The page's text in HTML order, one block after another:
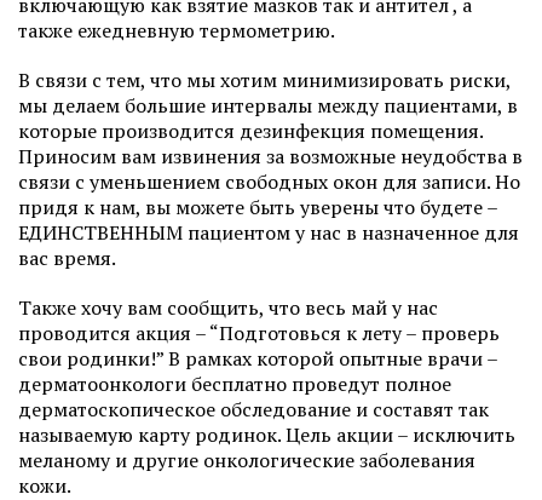
также ежедневную термометрию.
В связи с тем, что мы хотим минимизировать риски,
мы делаем большие интервалы между пациентами, в
которые производится дезинфекция помещения.
Приносим вам извинения за возможные неудобства в
связи с уменьшением свободных окон для записи. Но
придя к нам, вы можете быть уверены что будете –
ЕДИНСТВЕННЫМ пациентом у нас в назначенное для
вас время.
Также хочу вам сообщить, что весь май у нас
проводится акция – “Подготовься к лету – проверь
свои родинки!” В рамках которой опытные врачи –
дерматоонкологи бесплатно проведут полное
дерматоскопическое обследование и составят так
называемую карту родинок. Цель акции – исключить
меланому и другие онкологические заболевания
кожи.